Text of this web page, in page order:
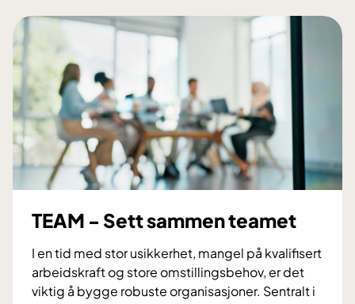
TEAM - Sett sammen teamet
I en tid med stor usikkerhet, mangel på kvalifisert
arbeidskraft og store omstillingsbehov, er det
viktig å bygge robuste organisasjoner. Sentralt i